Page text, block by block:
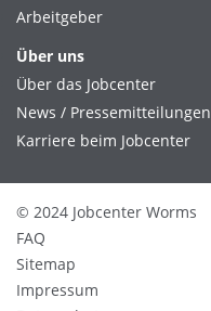
Arbeitgeber
Über uns
Über das Jobcenter
News / Pressemitteilungen
Karriere beim Jobcenter
© 2024 Jobcenter Worms
FAQ
Sitemap
Impressum